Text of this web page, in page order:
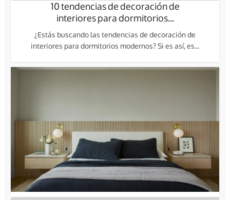
10 tendencias de decoración de
interiores para dormitorios...
¿Estás buscando las tendencias de decoración de
interiores para dormitorios modernos? Si es así, es...